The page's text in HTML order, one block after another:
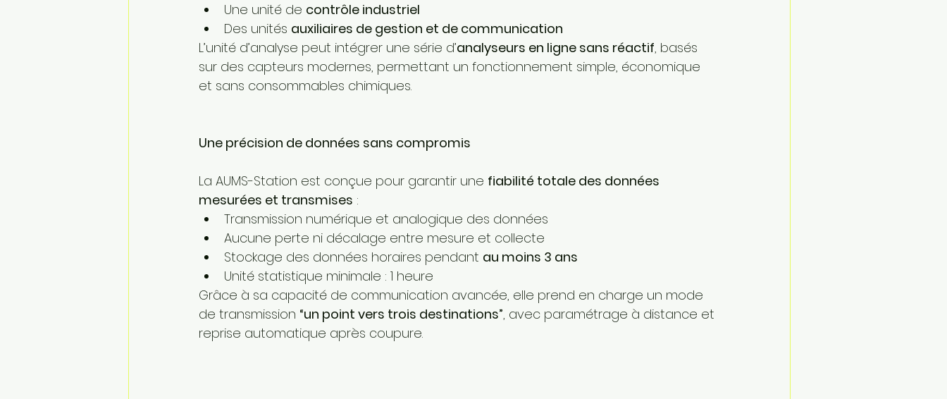
Une unité de contrôle industriel
Des unités auxiliaires de gestion et de communication
L’unité d’analyse peut intégrer une série d’analyseurs en ligne sans réactif, basés
sur des capteurs modernes, permettant un fonctionnement simple, économique
et sans consommables chimiques.
Une précision de données sans compromis
La AUMS-Station est conçue pour garantir une fiabilité totale des données
mesurées et transmises :
Transmission numérique et analogique des données
Aucune perte ni décalage entre mesure et collecte
Stockage des données horaires pendant au moins 3 ans
Unité statistique minimale : 1 heure
Grâce à sa capacité de communication avancée, elle prend en charge un mode
de transmission “un point vers trois destinations”, avec paramétrage à distance et
reprise automatique après coupure.